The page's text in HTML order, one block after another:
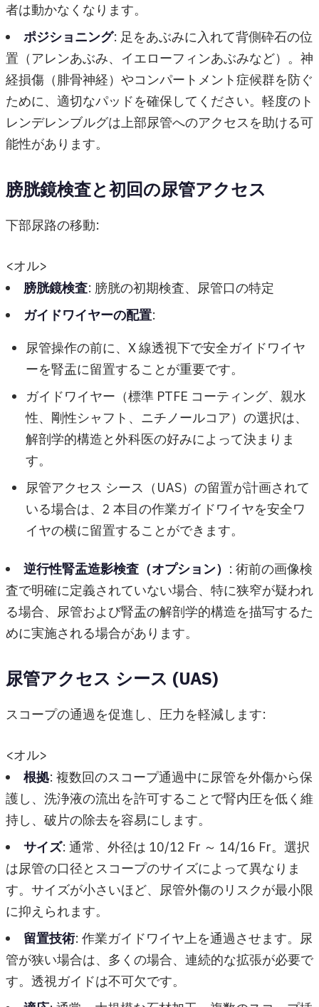
者は動かなくなります。
ポジショニング: 足をあぶみに入れて背側砕石の位
置（アレンあぶみ、イエローフィンあぶみなど）。神
経損傷（腓骨神経）やコンパートメント症候群を防ぐ
ために、適切なパッドを確保してください。軽度のト
レンデレンブルグは上部尿管へのアクセスを助ける可
能性があります。
膀胱鏡検査と初回の尿管アクセス
下部尿路の移動:
<オル>
膀胱鏡検査: 膀胱の初期検査、尿管口の特定
ガイドワイヤーの配置:
尿管操作の前に、X 線透視下で安全ガイドワイヤ
ーを腎盂に留置することが重要です。
ガイドワイヤー（標準 PTFE コーティング、親水
性、剛性シャフト、ニチノールコア）の選択は、
解剖学的構造と外科医の好みによって決まりま
す。
尿管アクセス シース（UAS）の留置が計画されて
いる場合は、2 本目の作業ガイドワイヤを安全ワ
イヤの横に留置することができます。
逆行性腎盂造影検査（オプション） : 術前の画像検
査で明確に定義されていない場合、特に狭窄が疑われ
る場合、尿管および腎盂の解剖学的構造を描写するた
めに実施される場合があります。
尿管アクセス シース (UAS)
スコープの通過を促進し、圧力を軽減します:
<オル>
根拠: 複数回のスコープ通過中に尿管を外傷から保
護し、洗浄液の流出を許可することで腎内圧を低く維
持し、破片の除去を容易にします。
サイズ: 通常、外径は 10/12 Fr ～ 14/16 Fr。選択
は尿管の口径とスコープのサイズによって異なりま
す。サイズが小さいほど、尿管外傷のリスクが最小限
に抑えられます。
留置技術: 作業ガイドワイヤ上を通過させます。尿
管が狭い場合は、多くの場合、連続的な拡張が必要で
す。透視ガイドは不可欠です。